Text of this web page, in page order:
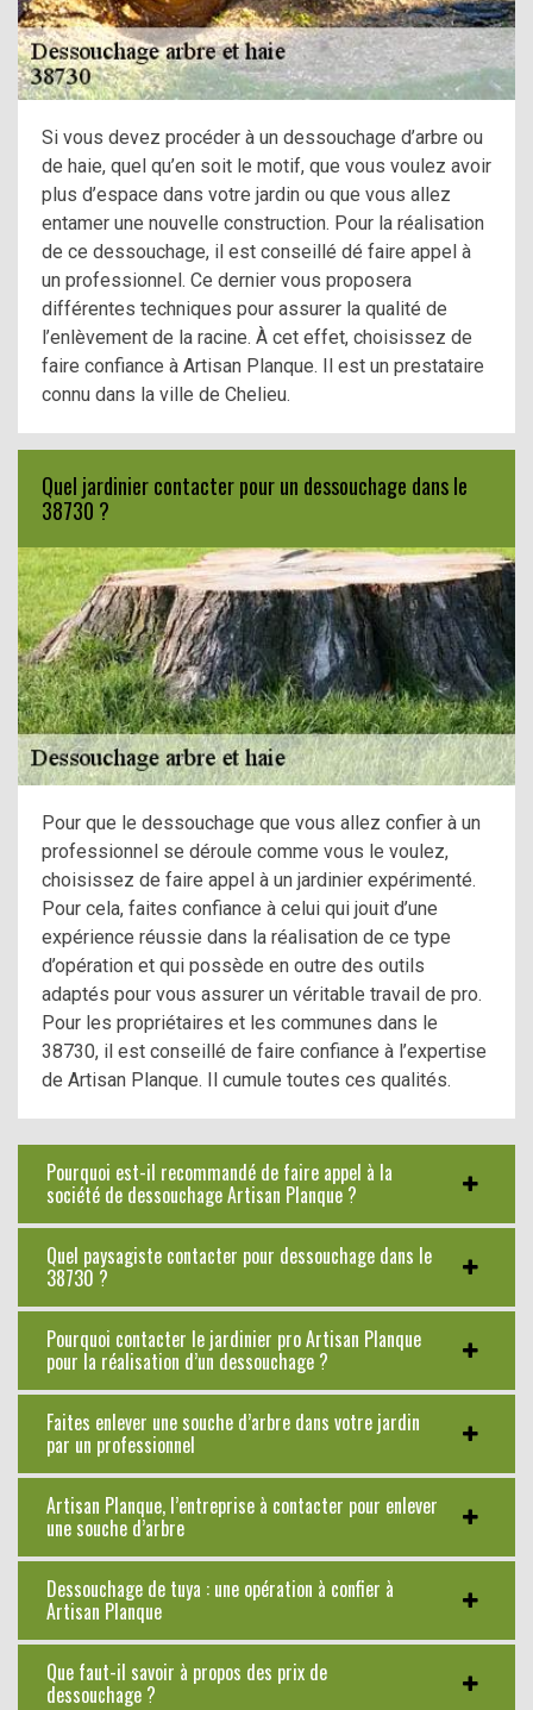
Si vous devez procéder à un dessouchage d’arbre ou
de haie, quel qu’en soit le motif, que vous voulez avoir
plus d’espace dans votre jardin ou que vous allez
entamer une nouvelle construction. Pour la réalisation
de ce dessouchage, il est conseillé dé faire appel à
un professionnel. Ce dernier vous proposera
différentes techniques pour assurer la qualité de
l’enlèvement de la racine. À cet effet, choisissez de
faire confiance à Artisan Planque. Il est un prestataire
connu dans la ville de Chelieu.
Quel jardinier contacter pour un dessouchage dans le
38730 ?
Pour que le dessouchage que vous allez confier à un
professionnel se déroule comme vous le voulez,
choisissez de faire appel à un jardinier expérimenté.
Pour cela, faites confiance à celui qui jouit d’une
expérience réussie dans la réalisation de ce type
d’opération et qui possède en outre des outils
adaptés pour vous assurer un véritable travail de pro.
Pour les propriétaires et les communes dans le
38730, il est conseillé de faire confiance à l’expertise
de Artisan Planque. Il cumule toutes ces qualités.
Pourquoi est-il recommandé de faire appel à la
société de dessouchage Artisan Planque ?
Quel paysagiste contacter pour dessouchage dans le
38730 ?
Pourquoi contacter le jardinier pro Artisan Planque
pour la réalisation d’un dessouchage ?
Faites enlever une souche d’arbre dans votre jardin
par un professionnel
Artisan Planque, l’entreprise à contacter pour enlever
une souche d’arbre
Dessouchage de tuya : une opération à confier à
Artisan Planque
Que faut-il savoir à propos des prix de
dessouchage ?